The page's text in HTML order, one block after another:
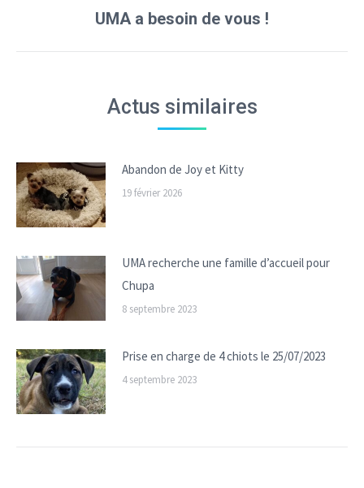
Onglet
UMA a besoin de vous !
Actus similaires
Abandon de Joy et Kitty
19 février 2026
UMA recherche une famille d’accueil pour
Chupa
8 septembre 2023
Prise en charge de 4 chiots le 25/07/2023
4 septembre 2023